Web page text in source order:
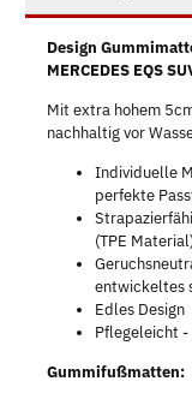
Design
MERCEDES EQS
Mit extra hohem
nachhaltig vor
Individuelle
perfekte
(TPE
entwickeltes
Edles Design
Pflegeleicht -
Gummifußmatten: